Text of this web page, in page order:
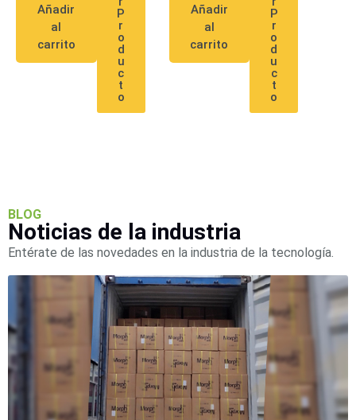
Añadir
al
carrito
P
r
o
d
u
c
t
o
Añadir
al
carrito
P
r
o
d
u
c
t
o
BLOG
Noticias de la industria
Entérate de las novedades en la industria de la tecnología.